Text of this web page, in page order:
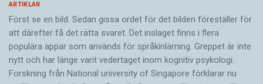
ARTIKLAR
Först se en bild. Sedan gissa ordet för det bilden föreställer för
att därefter få det rätta svaret. Det inslaget finns i flera
populära appar som används för språkinlärning. Greppet är inte
nytt och har länge varit vedertaget inom kognitiv psykologi.
Forskning från National university of Singa­pore förklarar nu